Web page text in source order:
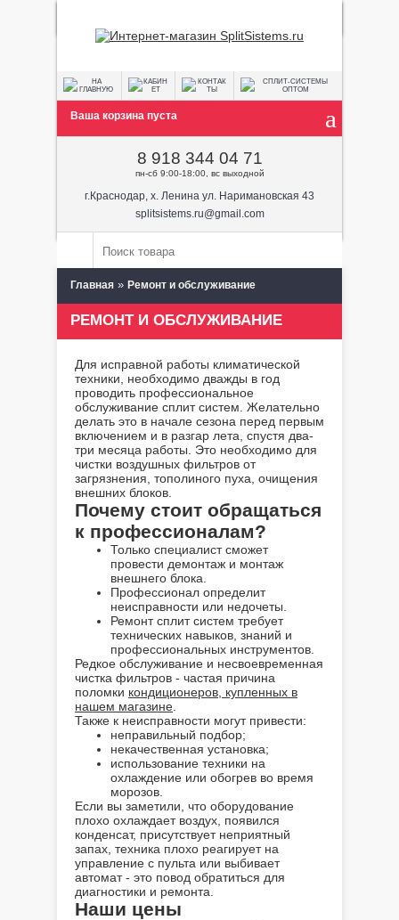
Ваша корзина пуста
8 918 344 04 71
пн-сб 9:00-18:00, вс выходной
г.Краснодар, х. Ленина ул. Наримановская 43
splitsistems.ru@gmail.com
Главная » Ремонт и обслуживание
РЕМОНТ И ОБСЛУЖИВАНИЕ
Для исправной работы климатической
техники, необходимо дважды в год
проводить профессиональное
обслуживание сплит систем. Желательно
делать это в начале сезона перед первым
включением и в разгар лета, спустя два-
три месяца работы. Это необходимо для
чистки воздушных фильтров от
загрязнения, тополиного пуха, очищения
внешних блоков.
Почему стоит обращаться
к профессионалам?
Только специалист сможет
провести демонтаж и монтаж
внешнего блока.
Профессионал определит
неисправности или недочеты.
Ремонт сплит систем требует
технических навыков, знаний и
профессиональных инструментов.
Редкое обслуживание и несвоевременная
чистка фильтров - частая причина
поломки кондиционеров, купленных в
нашем магазине
Также к неисправности могут привести:
неправильный подбор;
некачественная установка;
использование техники на
охлаждение или обогрев во время
морозов.
Если вы заметили, что оборудование
плохо охлаждает воздух, появился
конденсат, присутствует неприятный
запах, техника плохо реагирует на
управление с пульта или выбивает
автомат - это повод обратиться для
диагностики и ремонта.
Наши цены